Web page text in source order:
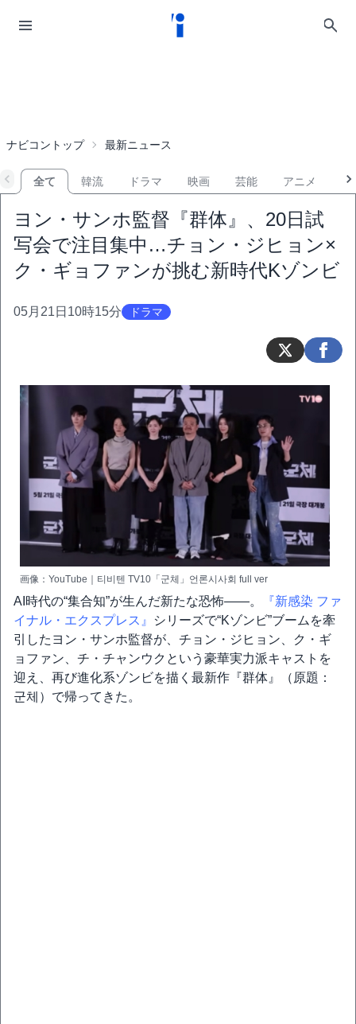
ナビコントップ 最新ニュース
全て 韓流 ドラマ 映画 芸能 アニメ
ヨン・サンホ監督『群体』、20日試
写会で注目集中…チョン・ジヒョン×
ク・ギョファンが挑む新時代Kゾンビ
05月21日10時15分 ドラマ
画像：YouTube｜티비텐 TV10「군체」언론시사회 full ver
AI時代の“集合知”が生んだ新たな恐怖――。
『新感染 ファ
イナル・エクスプレス』
シリーズで“Kゾンビ”ブームを牽
引したヨン・サンホ監督が、チョン・ジヒョン、ク・ギ
ョファン、チ・チャンウクという豪華実力派キャストを
迎え、再び進化系ゾンビを描く最新作『群体』（原題：
군체）で帰ってきた。